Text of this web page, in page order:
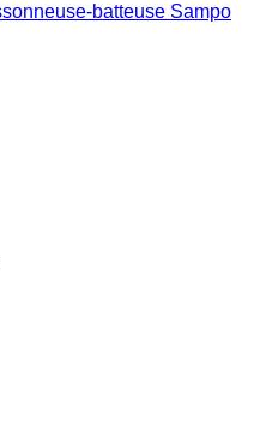
batteuse Sampo